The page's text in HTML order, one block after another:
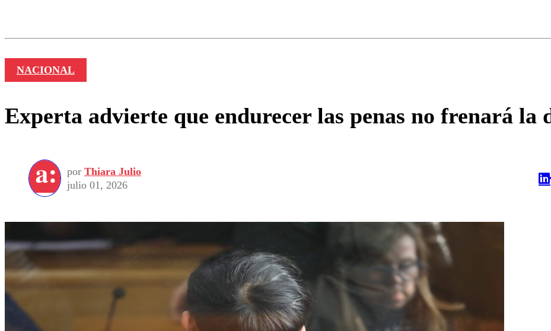
NACIONAL
Experta advierte que endurecer las penas no frenará la
por Thiara Julio
julio 01, 2026